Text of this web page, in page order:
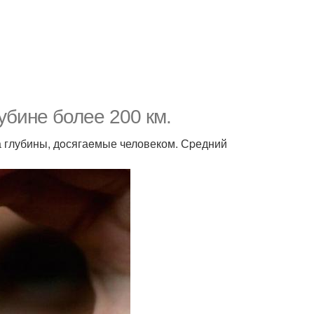
более 200 км.
дoсягаeмые человеком. Сpедний